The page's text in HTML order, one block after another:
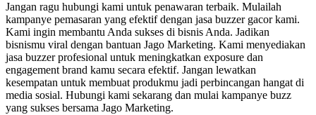
Jangan ragu hubungi kami untuk penawaran terbaik. Mulailah
kampanye pemasaran yang efektif dengan jasa buzzer gacor kami.
Kami ingin membantu Anda sukses di bisnis Anda. Jadikan
bisnismu viral dengan bantuan Jago Marketing. Kami menyediakan
jasa buzzer profesional untuk meningkatkan exposure dan
engagement brand kamu secara efektif. Jangan lewatkan
kesempatan untuk membuat produkmu jadi perbincangan hangat di
media sosial. Hubungi kami sekarang dan mulai kampanye buzz
yang sukses bersama Jago Marketing.